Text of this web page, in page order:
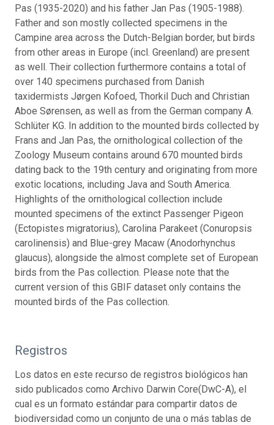
Pas (1935-2020) and his father Jan Pas (1905-1988).
Father and son mostly collected specimens in the
Campine area across the Dutch-Belgian border, but birds
from other areas in Europe (incl. Greenland) are present
as well. Their collection furthermore contains a total of
over 140 specimens purchased from Danish
taxidermists Jørgen Kofoed, Thorkil Duch and Christian
Aboe Sørensen, as well as from the German company A.
Schlüter KG. In addition to the mounted birds collected by
Frans and Jan Pas, the ornithological collection of the
Zoology Museum contains around 670 mounted birds
dating back to the 19th century and originating from more
exotic locations, including Java and South America.
Highlights of the ornithological collection include
mounted specimens of the extinct Passenger Pigeon
(Ectopistes migratorius), Carolina Parakeet (Conuropsis
carolinensis) and Blue-grey Macaw (Anodorhynchus
glaucus), alongside the almost complete set of European
birds from the Pas collection. Please note that the
current version of this GBIF dataset only contains the
mounted birds of the Pas collection.
Registros
Los datos en este recurso de registros biológicos han
sido publicados como Archivo Darwin Core(DwC-A), el
cual es un formato estándar para compartir datos de
biodiversidad como un conjunto de una o más tablas de